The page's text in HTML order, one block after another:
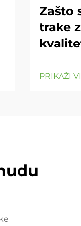
Zašto
trake
PRIKAŽI